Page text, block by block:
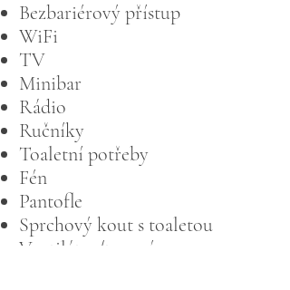
Bezbariérový přístup
WiFi
TV
Minibar
Rádio
Ručníky
Toaletní potřeby
Fén
Pantofle
Sprchový kout s toaletou
Ventilátor/topení